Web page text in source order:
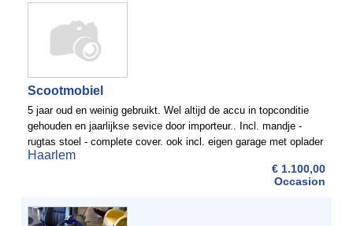
Scootmobiel
5 jaar oud en weinig gebruikt. Wel altijd de accu in topconditie
gehouden en jaarlijkse sevice door importeur.. Incl. mandje -
rugtas stoel - complete cover. ook incl. eigen garage met oplader
.( Nieuwprijs Euro 5500)Merk: Quingo 5 ...
Haarlem
€ 1.100,00
Occasion